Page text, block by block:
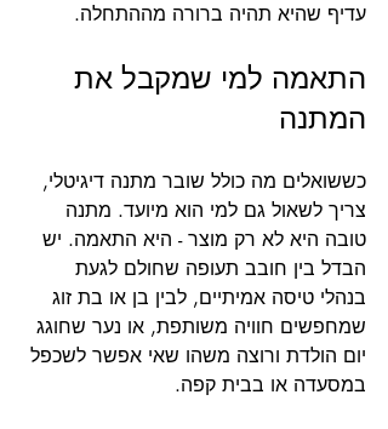
עדיף שהיא תהיה ברורה מההתחלה.
התאמה למי שמקבל את
המתנה
כששואלים מה כולל שובר מתנה דיגיטלי,
צריך לשאול גם למי הוא מיועד. מתנה
טובה היא לא רק מוצר - היא התאמה. יש
הבדל בין חובב תעופה שחולם לגעת
בנהלי טיסה אמיתיים, לבין בן או בת זוג
שמחפשים חוויה משותפת, או נער שחוגג
יום הולדת ורוצה משהו שאי אפשר לשכפל
במסעדה או בבית קפה.